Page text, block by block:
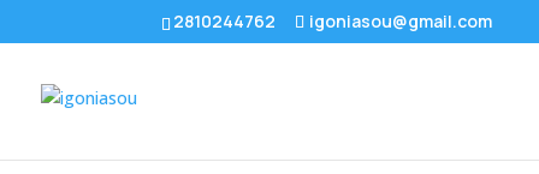
2810244762 igoniasou@gmail.com